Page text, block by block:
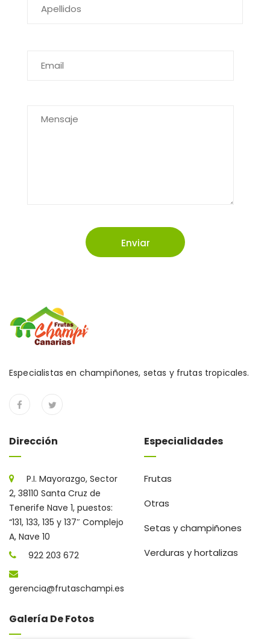
Especialistas en champiñones, setas y frutas tropicales.
Dirección
P.I. Mayorazgo, Sector
2, 38110 Santa Cruz de
Tenerife Nave 1, puestos:
“131, 133, 135 y 137″ Complejo
A, Nave 10
922 203 672
gerencia@frutaschampi.es
Especialidades
Frutas
Otras
Setas y champiñones
Verduras y hortalizas
Galería De Fotos